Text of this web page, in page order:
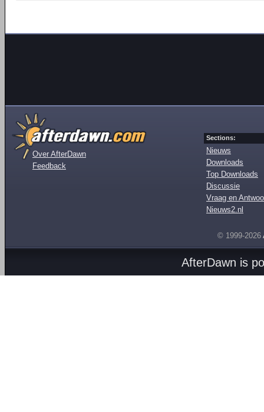
Over AfterDawn
Feedback
Sections:
Nieuws
Downloads
Top Downloads
Discussie
Vraag en
Nieuws2.nl
© 1999-2026
AfterDawn is